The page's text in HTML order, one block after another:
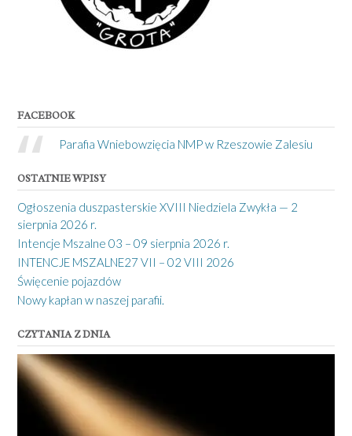
FACEBOOK
Parafia Wniebowzięcia NMP w Rzeszowie Zalesiu
OSTATNIE WPISY
Ogłoszenia duszpasterskie XVIII Niedziela Zwykła — 2
sierpnia 2026 r.
Intencje Mszalne 03 – 09 sierpnia 2026 r.
INTENCJE MSZALNE27 VII – 02 VIII 2026
Święcenie pojazdów
Nowy kapłan w naszej parafii.
CZYTANIA Z DNIA